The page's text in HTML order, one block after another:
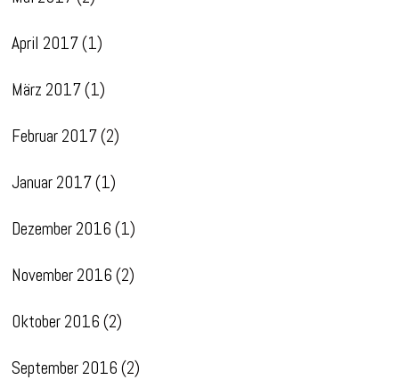
April 2017(1)
März 2017(1)
Februar 2017(2)
Januar 2017(1)
Dezember 2016 (1)
November 2016 (2)
Oktober 2016 (2)
September 2016 (2)